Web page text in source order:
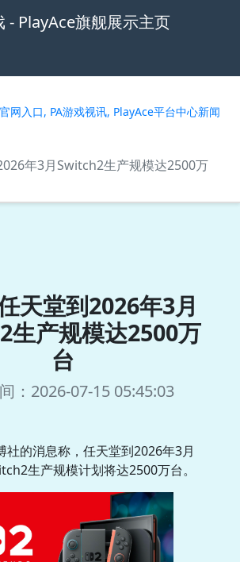
- PlayAce旗舰展示主页
网入口, PA游戏视讯, PlayAce平台中心新闻
年3月Switch2生产规模达2500万
天堂到2026年3月
产规模达2500万
台
：2026-07-15 05:45:03
社的消息称，任天堂到2026年3月
生产规模计划将达2500万台。